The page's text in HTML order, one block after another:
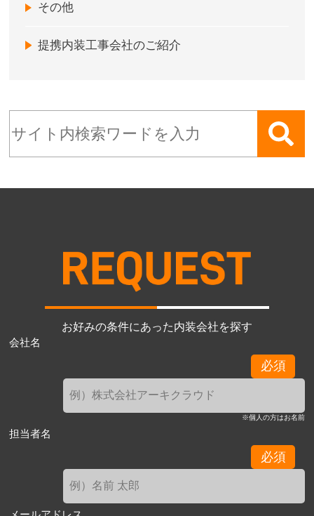
その他
提携内装工事会社のご紹介
お好みの条件にあった内装会社を探す
会社名
必須
※個人の方はお名前
担当者名
必須